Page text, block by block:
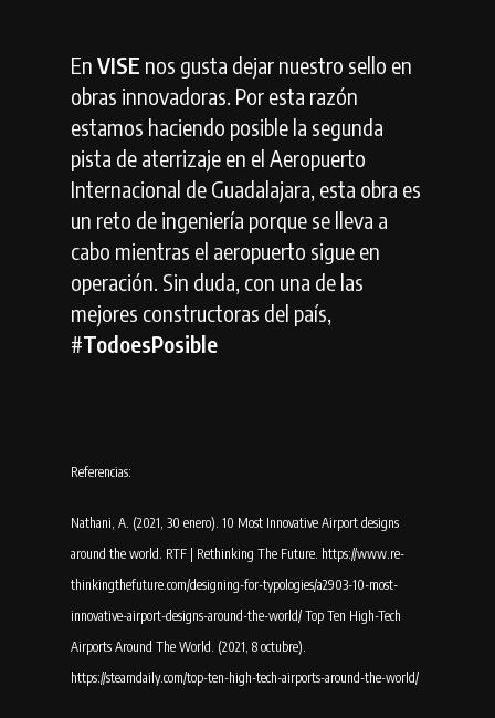
En VISE nos gusta dejar nuestro sello en
obras innovadoras. Por esta razón
estamos haciendo posible la segunda
pista de aterrizaje en el Aeropuerto
Internacional de Guadalajara, esta obra es
un reto de ingeniería porque se lleva a
cabo mientras el aeropuerto sigue en
operación. Sin duda, con una de las
mejores constructoras del país,
#TodoesPosible
Referencias:
Nathani, A. (2021, 30 enero). 10 Most Innovative Airport designs
around the world. RTF | Rethinking The Future. https://www.re-
thinkingthefuture.com/designing-for-typologies/a2903-10-most-
innovative-airport-designs-around-the-world/ Top Ten High-Tech
Airports Around The World. (2021, 8 octubre).
https://steamdaily.com/top-ten-high-tech-airports-around-the-world/